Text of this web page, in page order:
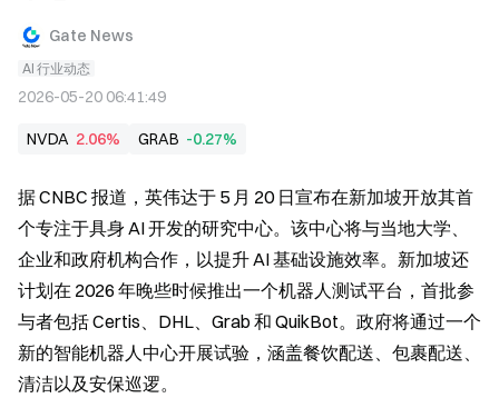
Gate News
AI 行业动态
2026-05-20 06:41:49
NVDA 2.06% GRAB -0.27%
据 CNBC 报道，英伟达于 5 月 20 日宣布在新加坡开放其首
个专注于具身 AI 开发的研究中心。该中心将与当地大学、
企业和政府机构合作，以提升 AI 基础设施效率。新加坡还
计划在 2026 年晚些时候推出一个机器人测试平台，首批参
与者包括 Certis、DHL、Grab 和 QuikBot。政府将通过一个
新的智能机器人中心开展试验，涵盖餐饮配送、包裹配送、
清洁以及安保巡逻。